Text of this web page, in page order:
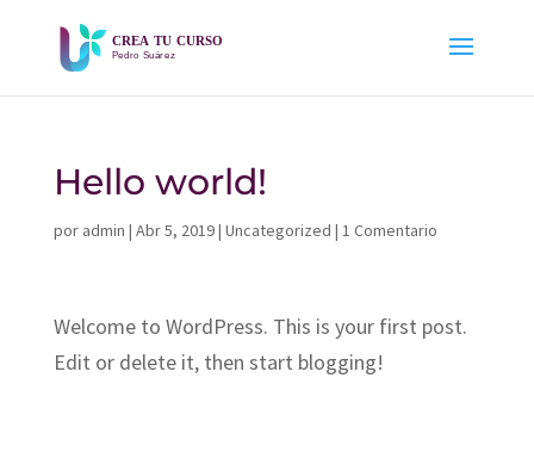
Hello world!
por admin | Abr 5, 2019| Uncategorized | 1 Comentario
Welcome to WordPress. This is your first post.
Edit or delete it, then start blogging!